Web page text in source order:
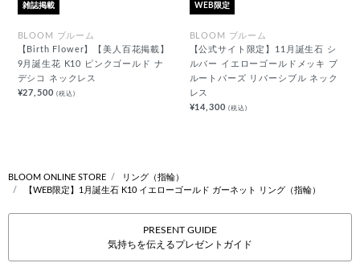
雑誌掲載
BLOOM ブルーム
【Birth Flower】【美人百花掲載】
9月誕生花 K10 ピンクゴールド ナ
デシコ ネックレス
¥27,500(税込)
WEB限定
BLOOM ブルーム
【公式サイト限定】11月誕生石 シ
ルバー イエローゴールドメッキ ブ
ルートパーズ リバーシブル ネック
レス
¥14,300(税込)
BLOOM ONLINE STORE
リング（指輪）
【WEB限定】1月誕生石 K10 イエローゴールド ガーネット リング（指輪）
PRESENT GUIDE
気持ちを伝えるプレゼントガイド